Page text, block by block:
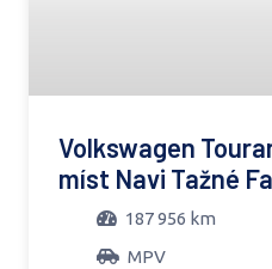
Volkswagen
míst Navi Tažné
187 956 km
MPV